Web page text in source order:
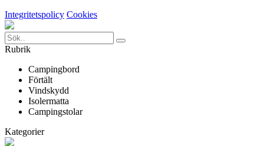
Integritetspolicy Cookies
Rubrik
Campingbord
Förtält
Vindskydd
Isolermatta
Campingstolar
Kategorier